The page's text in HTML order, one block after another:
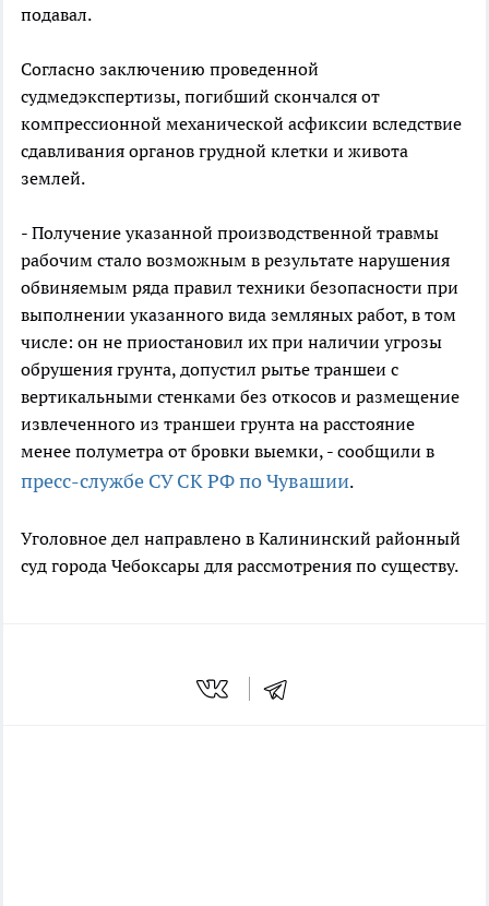
подавал.
Согласно заключению проведенной
судмедэкспертизы, погибший скончался от
компрессионной механической асфиксии вследствие
сдавливания органов грудной клетки и живота
землей.
- Получение указанной производственной травмы
рабочим стало возможным в результате нарушения
обвиняемым ряда правил техники безопасности при
выполнении указанного вида земляных работ, в том
числе: он не приостановил их при наличии угрозы
обрушения грунта, допустил рытье траншеи с
вертикальными стенками без откосов и размещение
извлеченного из траншеи грунта на расстояние
менее полуметра от бровки выемки, - сообщили в
пресс-службе СУ СК РФ по Чувашии.
Уголовное дел направлено в Калининский районный
суд города Чебоксары для рассмотрения по существу.